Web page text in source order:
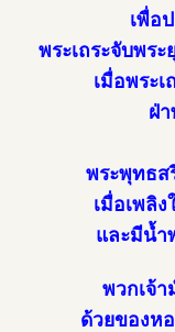
เพื่อ
พระเถระจับพร
เมื่อพระ
ฝ่
พระพุทธส
เมื่อเพลิ
และมีน้ำ
พวกเจ้
ด้วยของห